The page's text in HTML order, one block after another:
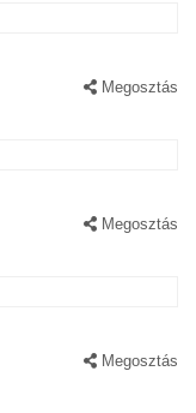
Megosztás
Megosztás
Megosztás